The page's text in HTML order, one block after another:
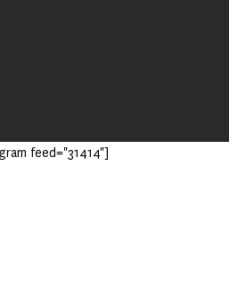
feed="31414"]